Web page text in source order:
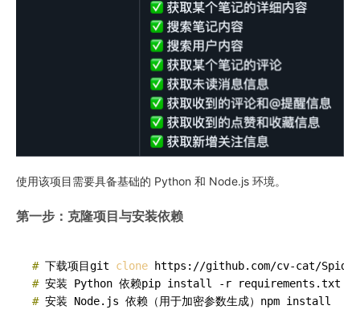
使用该项目需要具备基础的 Python 和 Node.js 环境。
第一步：克隆项目与安装依赖
# 下载项目git clone https://github.com/cv-cat/
# 安装 Python 依赖pip install -r requirements.txt
# 安装 Node.js 依赖（用于加密参数生成）npm install